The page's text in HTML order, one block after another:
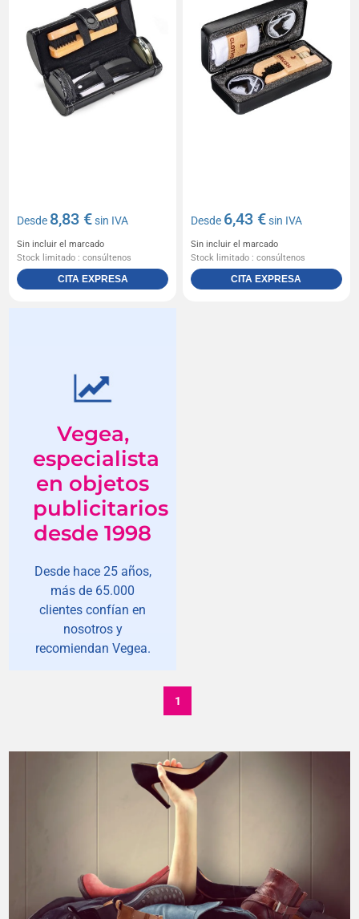
Desde 8,83 €sin IVA
Sin incluir el marcado
Stock limitado : consúltenos
CITA EXPRESA
Desde 6,43 €sin IVA
Sin incluir el marcado
Stock limitado : consúltenos
CITA EXPRESA
Vegea,
especialista
en objetos
publicitarios
desde 1998
Desde hace 25 años,
más de 65.000
clientes confían en
nosotros y
recomiendan Vegea.
1